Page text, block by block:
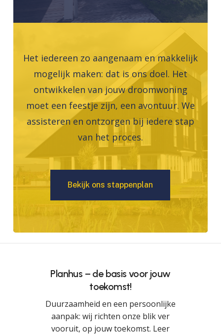
Het iedereen zo aangenaam en makkelijk
mogelijk maken: dat is ons doel. Het
ontwikkelen van jouw droomwoning
moet een feestje zijn, een avontuur. We
assisteren en ontzorgen bij iedere stap
van het proces.
Bekijk ons stappenplan
Planhus – de basis voor jouw
toekomst!
Duurzaamheid en een persoonlijke
aanpak: wij richten onze blik ver
vooruit, op jouw toekomst. Leer